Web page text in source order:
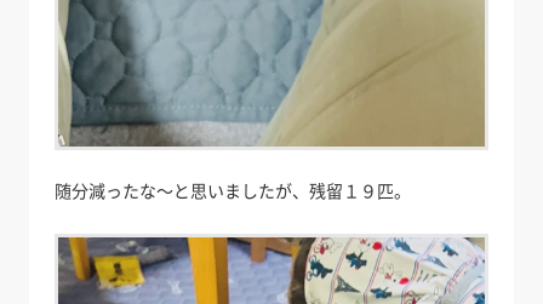
随分減ったな～と思いましたが、残留１９匹。